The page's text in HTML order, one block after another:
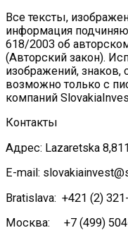
Все тексты,
информация
618/2003 об
(Авторский закон).
изображений,
возможно только с
компаний
Контакты
Адрес: Lazaretska
E-mail:
Bratislava: +421 (2)
Москва: +7 (499)